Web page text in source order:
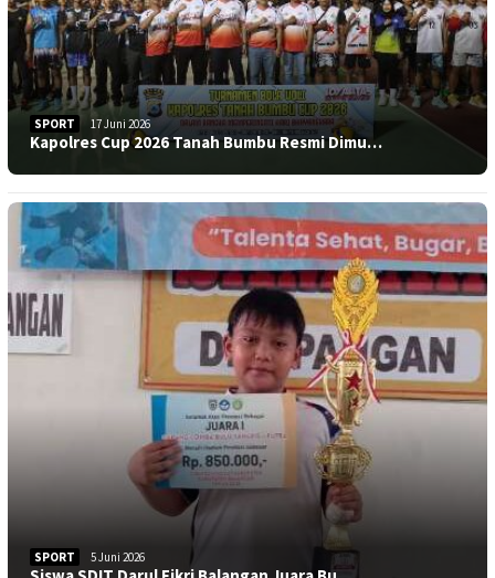
SPORT 17 Juni 2026
Kapolres Cup 2026 Tanah Bumbu Resmi Dimu…
SPORT 5 Juni 2026